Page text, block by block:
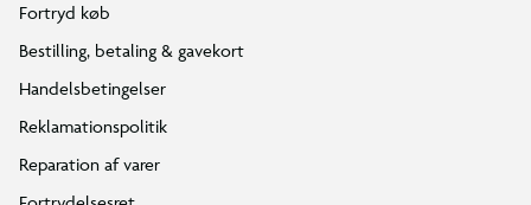
Fortryd køb
Bestilling, betaling & gavekort
Handelsbetingelser
Reklamationspolitik
Reparation af varer